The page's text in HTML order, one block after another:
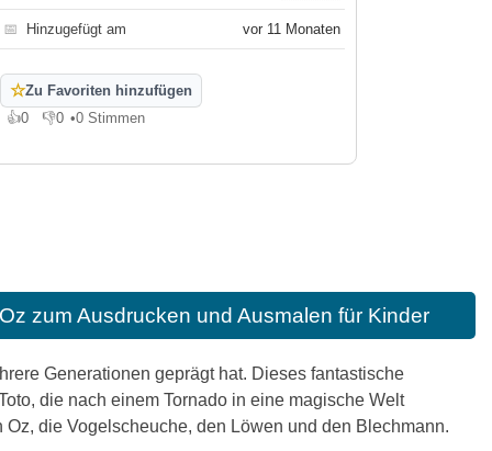
📅 Hinzugefügt am vor 11 Monaten
☆Zu Favoriten hinzufügen
👍0
Gefällt mir
👎0
Gefällt mir nicht
•0 Stimmen
zum Ausdrucken und Ausmalen für Kinder
Generationen geprägt hat. Dieses fantastische
die nach einem Tornado in eine magische Welt
die Vogelscheuche, den Löwen und den Blechmann.